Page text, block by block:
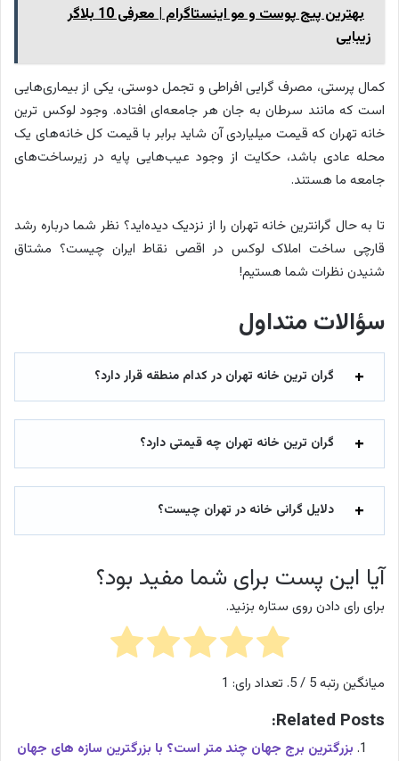
بهترین پیج پوست و مو اینستاگرام | معرفی 10 بلاگر
زیبایی
کمال پرستی، مصرف گرایی افراطی و تجمل دوستی، یکی از بیماری‌هایی
است که مانند سرطان به جان هر جامعه‌ای افتاده. وجود لوکس ترین
خانه تهران که قیمت میلیاردی آن شاید برابر با قیمت کل خانه‌های یک
محله عادی باشد، حکایت از وجود عیب‌هایی پایه در زیرساخت‌های
جامعه ما هستند.
تا به حال گرانترین خانه تهران را از نزدیک دیده‌اید؟ نظر شما درباره رشد
قارچی ساخت املاک لوکس در اقصی نقاط ایران چیست؟ مشتاق
شنیدن نظرات شما هستیم!
سؤالات متداول
گران ترین خانه تهران در کدام منطقه قرار دارد؟
گران ترین خانه تهران چه قیمتی دارد؟
دلایل گرانی خانه در تهران چیست؟
آیا این پست برای شما مفید بود؟
برای رای دادن روی ستاره بزنید.
میانگین رتبه5 / 5. تعداد رای: 1
Related Posts:
بزرگترین برج جهان چند متر است؟ با بزرگترین سازه های جهان